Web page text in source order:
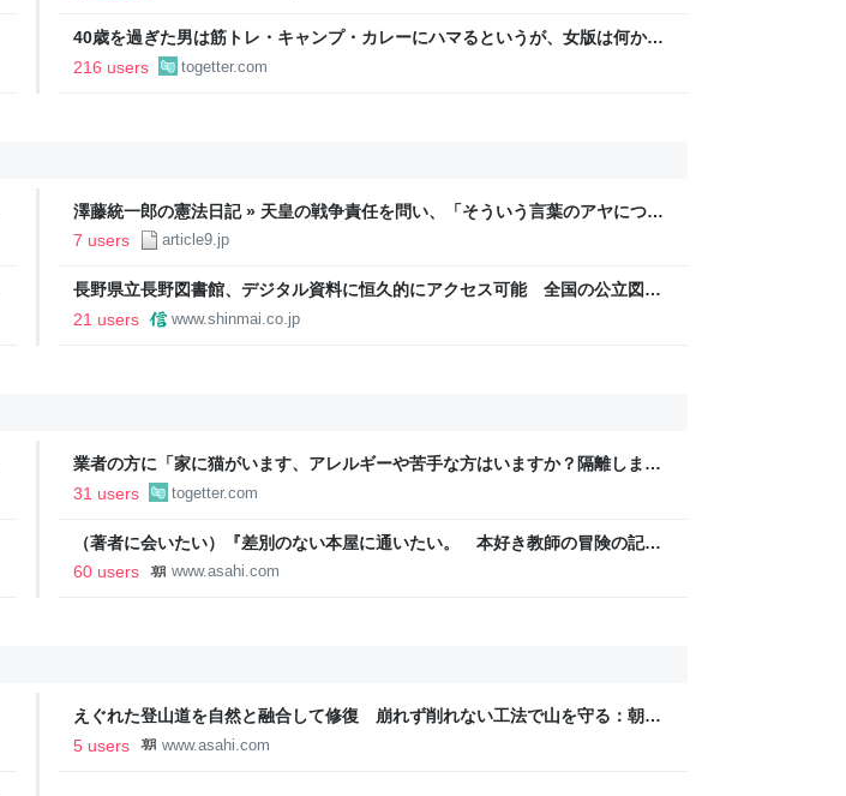
40歳を過ぎた男は筋トレ・キャンプ・カレーにハマるというが、女版は何か？
挙げられた例にドキッとする「当てはまって笑った」
216 users togetter.com
澤藤統一郎の憲法日記 » 天皇の戦争責任を問い、「そういう言葉のアヤについ
ては、私はそういう文学方面はあまり研究もしてない…」との「迷答」を引き
7 users article9.jp
長野県立長野図書館、デジタル資料に恒久的にアクセス可能 全国の公立図書
館初｜信濃毎日新聞デジタル 信州・長野県のニュースサイト
21 users www.shinmai.co.jp
業者の方に「家に猫がいます、アレルギーや苦手な方はいますか？隔離します
か？」と尋ねたら「厳選します」という返答が来た
31 users togetter.com
（著者に会いたい）『差別のない本屋に通いたい。 本好き教師の冒険の記
録』 仲川啓介さん：朝日新聞
60 users www.asahi.com
えぐれた登山道を自然と融合して修復 崩れず削れない工法で山を守る：朝日
新聞
5 users www.asahi.com